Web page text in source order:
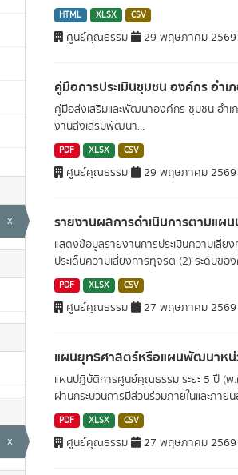
x
x
HTML XLSX CSV
ศูนย์คุณธรรม 29 พฤษภาคม 2569
คู่มือการประเมินชุมชน องค์กร อำ
คู่มือส่งเสริมและพัฒนาองค์กร ชุมชน อำเ
งานส่งเสริมพัฒนา...
PDF XLSX CSV
ศูนย์คุณธรรม 29 พฤษภาคม 2569
รายงานผลการดำเนินการตามแผ
แสดงข้อมูลรายงานการประเมินความเสี่
ประเด็นความเสี่ยงการทุจริต (2) ระดับขอ
PDF XLSX CSV
ศูนย์คุณธรรม 27 พฤษภาคม 2569
แผนยุทธศาสตร์หรือแผนพัฒนาหน่
แผนปฏิบัติการศูนย์คุณธรรม ระยะ 5 ปี (
ผ่านกระบวนการมีส่วนร่วมภายในและภายน
PDF XLSX CSV
ศูนย์คุณธรรม 27 พฤษภาคม 2569